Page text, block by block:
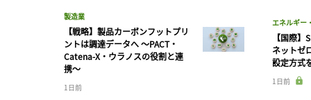
製造業
【戦略】製品カーボンフットプリ
ントは調達データへ 〜PACT・
Catena-X・ウラノスの役割と連
携〜
1日前
エネルギー
【国際
ネットゼ
設定方式
1日前